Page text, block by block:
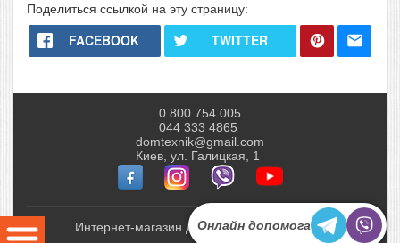
Поделиться ссылкой на эту страницу:
FACEBOOK TWITTER
0 800 754 005
044 333 4865
domtexnik@gmail.com
Киев, ул. Галицкая, 1
Интернет-магазин Домтехник © 2010-2026
Онлайн допомога